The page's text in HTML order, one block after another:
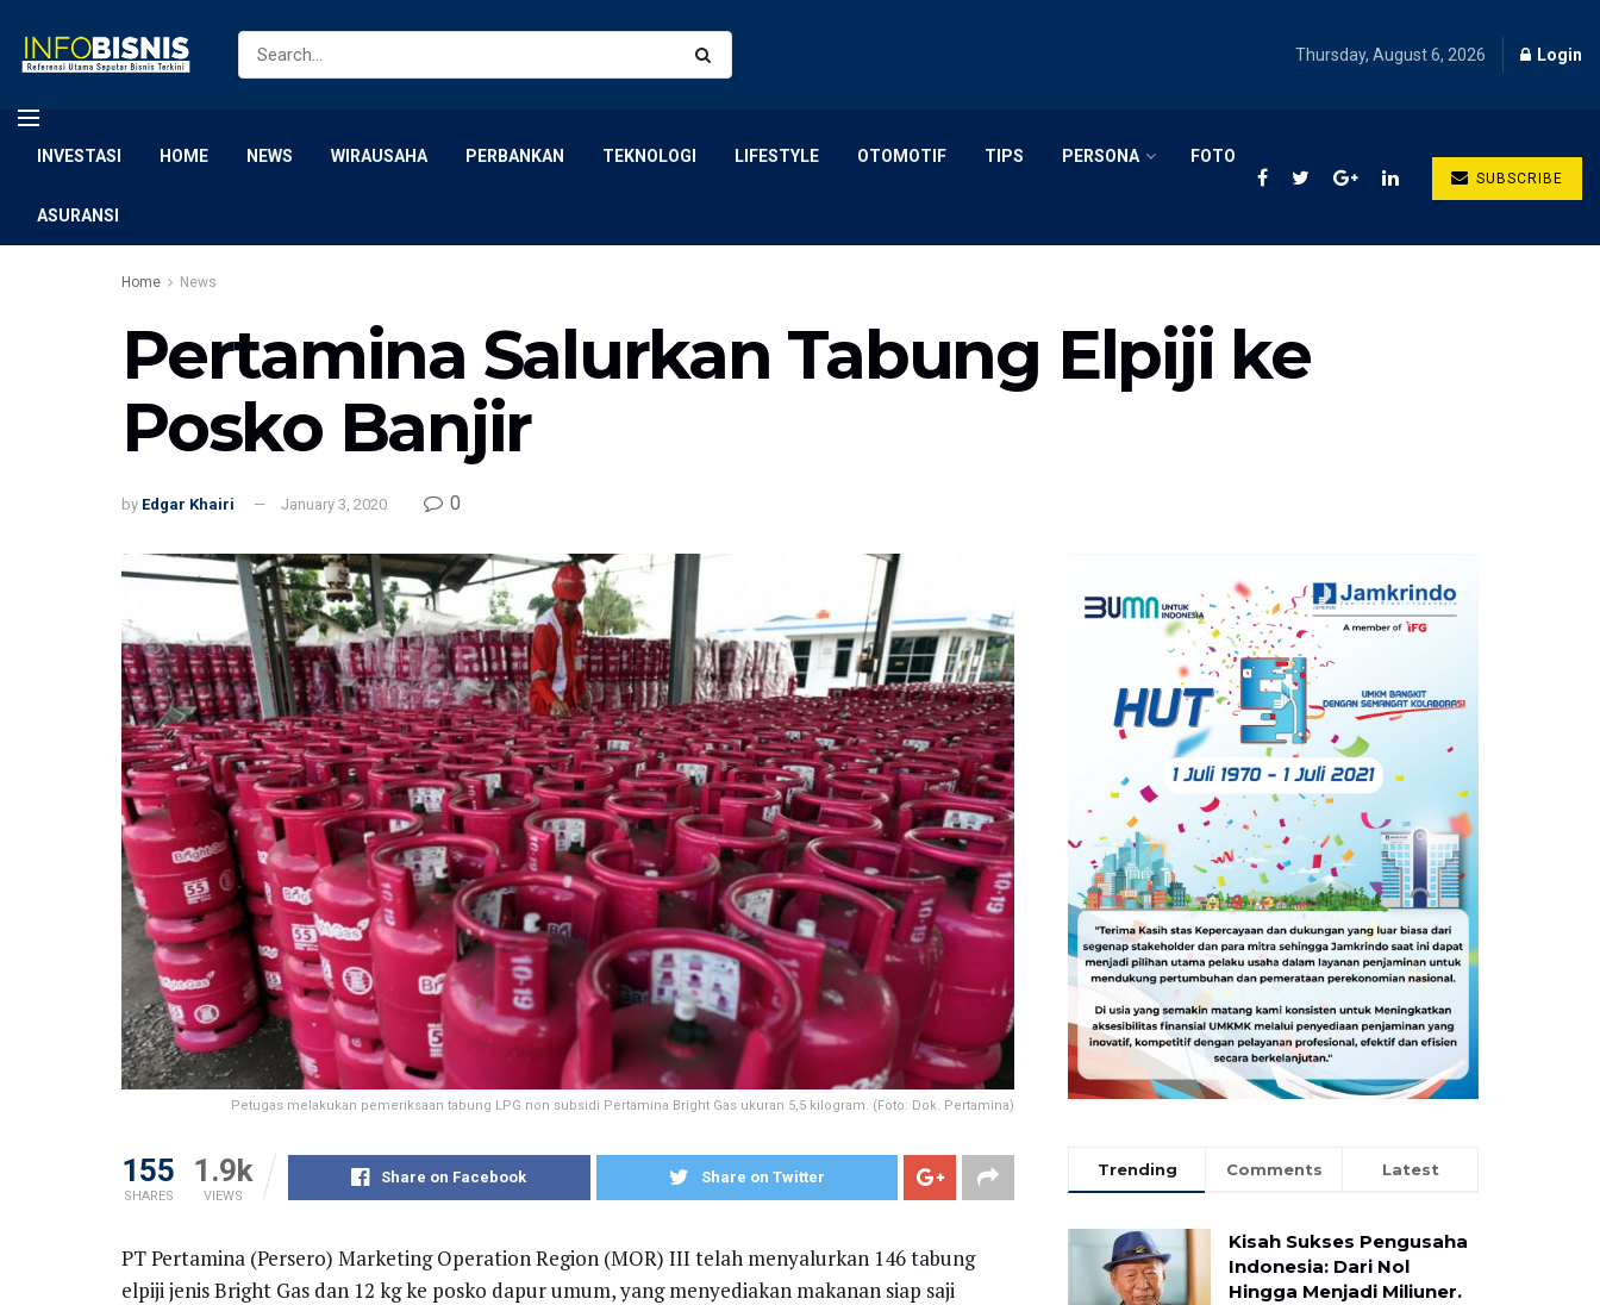
Thursday, August 6, 2026 Login
INVESTASI HOME NEWS WIRAUSAHA PERBANKAN TEKNOLOGI LIFESTYLE OTOMOTIF TIPS PERSONA FOTO
ASURANSI
SUBSCRIBE
Home News
Pertamina Salurkan Tabung Elpiji ke
Posko Banjir
by Edgar Khairi January 3, 2020 0
Petugas melakukan pemeriksaan tabung LPG non subsidi Pertamina Bright Gas ukuran 5,5 kilogram. (Foto: Dok. Pertamina)
155
SHARES
1.9k
VIEWS
Share on Facebook Share on Twitter
PT Pertamina (Persero) Marketing Operation Region (MOR) III telah menyalurkan 146 tabung
elpiji jenis Bright Gas dan 12 kg ke posko dapur umum, yang menyediakan makanan siap saji
Trending Comments Latest
Kisah Sukses Pengusaha
Indonesia: Dari Nol
Hingga Menjadi Miliuner.